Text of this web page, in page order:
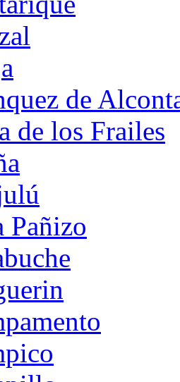
de
de los Frailes
Pañizo